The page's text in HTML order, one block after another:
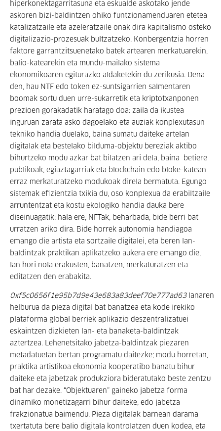
hiperkonektagarritasuna eta eskualde askotako jende
askoren bizi-baldintzen ohiko funtzionamenduaren etetea
katalizatzaile eta azeleratzaile onak dira kapitalismo osteko
digitalizazio-prozesuak bultzatzeko. Konbergentzia horren
faktore garrantzitsuenetako batek artearen merkatuarekin,
balio-katearekin eta mundu-mailako sistema
ekonomikoaren egiturazko aldaketekin du zerikusia. Dena
den, hau NTF edo token ez-suntsigarrien salmentaren
boomak sortu duen urre-sukarretik eta kriptotxanponen
prezioen gorakadatik haratago doa: zaila da ikustea
inguruan zarata asko dagoelako eta auziak konplexutasun
tekniko handia duelako, baina sumatu daiteke artelan
digitalak eta bestelako bilduma-objektu bereziak aktibo
bihurtzeko modu azkar bat bilatzen ari dela, baina betiere
publikoak, egiaztagarriak eta blockchain edo bloke-katean
erraz merkaturatzeko modukoak direla bermatuta. Egungo
sistemak efizientzia txikia du, oso konplexua da erabiltzaile
arruntentzat eta kostu ekologiko handia dauka bere
diseinuagatik; hala ere, NFTak, beharbada, bide berri bat
urratzen ariko dira. Bide horrek autonomia handiagoa
emango die artista eta sortzaile digitalei, eta beren lan-
baldintzak praktikan aplikatzeko aukera ere emango die,
lan hori nola erakusten, banatzen, merkaturatzen eta
editatzen den erabakita.
0xf5c0656f1e95b7d9e43e683a83deef70e777ad63lanaren
helburua da pieza digital bat banatzea eta kode irekiko
plataforma global berriek aplikazio deszentralizatuei
eskaintzen dizkieten lan- eta banaketa-baldintzak
aztertzea. Lehenetsitako jabetza-baldintzak piezaren
metadatuetan bertan programatu daitezke; modu horretan,
praktika artistikoa ekonomia kooperatibo banatu bihur
daiteke eta jabetzak produkziora bideratutako beste zentzu
bat har dezake. “Objektuaren” gaineko jabetza forma
dinamiko monetizagarri bihur daiteke, edo jabetza
frakzionatua baimendu. Pieza digitalak barnean darama
txertatuta bere balio digitala kontrolatzen duen kodea, eta